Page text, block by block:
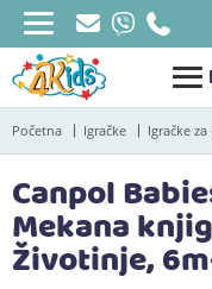
Početna Igračke Igračke
Canpol
Mekana
Životinje,